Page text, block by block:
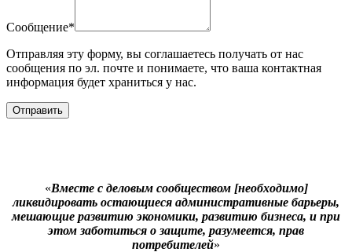
Сообщение*
Отправляя эту форму, вы соглашаетесь получать от нас
сообщения по эл. почте и понимаете, что ваша контактная
информация будет храниться у нас.
Отправить
«Вместе с деловым сообществом [необходимо]
ликвидировать остающиеся административные барьеры,
мешающие развитию экономики, развитию бизнеса, и при
этом заботиться о защите, разумеется, прав
потребителей»